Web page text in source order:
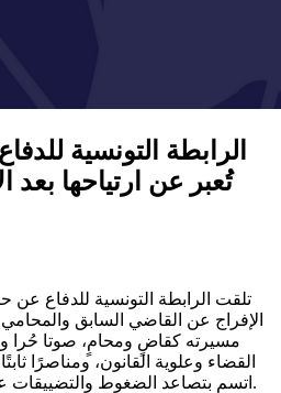
الرابطة التونسية
تُعبر عن ارتياحها بعد
تلقت الرابطة التونسية للدفاع عن
الإفراج عن القاضي السابق
مسيرته كقاضٍ ومحامٍ، صوتا حُرا
القضاء وعلوية القانون، ومناصرًا
اتسم بتصاعد الضغوط والتضييقات على الفاعلين في الشأن العام.